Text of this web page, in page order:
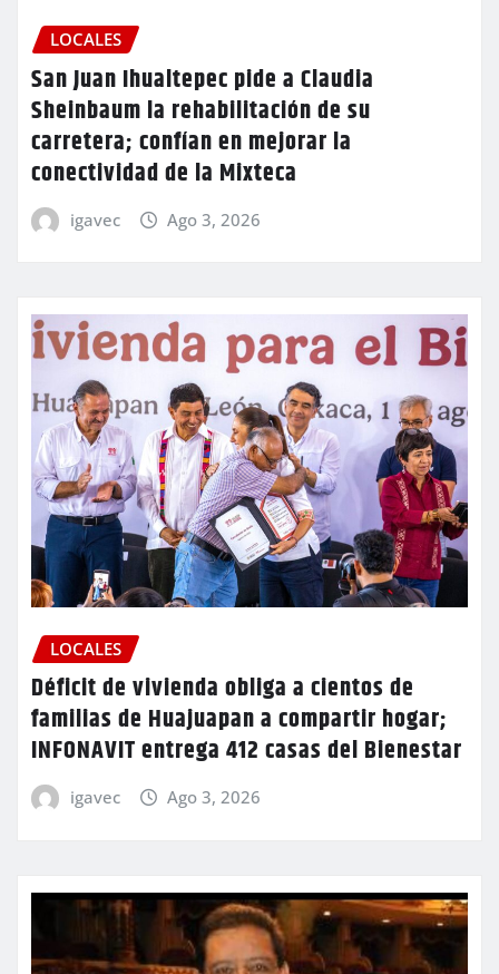
LOCALES
San Juan Ihualtepec pide a Claudia
Sheinbaum la rehabilitación de su
carretera; confían en mejorar la
conectividad de la Mixteca
igavec Ago 3, 2026
LOCALES
Déficit de vivienda obliga a cientos de
familias de Huajuapan a compartir hogar;
INFONAVIT entrega 412 casas del Bienestar
igavec Ago 3, 2026